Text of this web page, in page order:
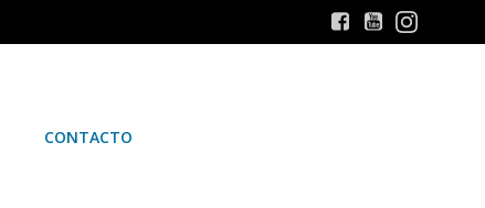
CONTACTO